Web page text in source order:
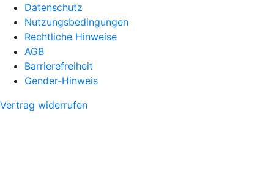
Datenschutz
Nutzungsbedingungen
Rechtliche Hinweise
AGB
Barrierefreiheit
Gender-Hinweis
Vertrag widerrufen